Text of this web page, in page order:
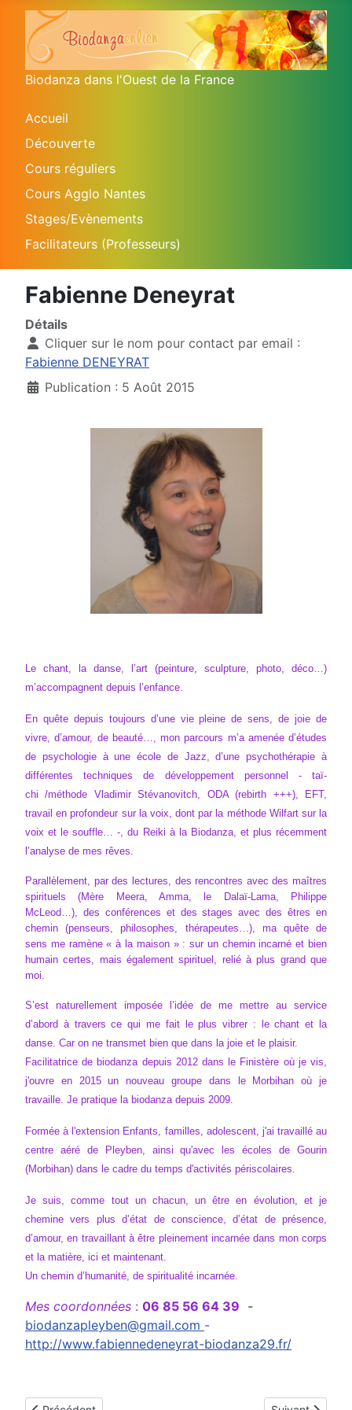
Biodanza dans l'Ouest de la France
Accueil
Découverte
Cours réguliers
Cours Agglo Nantes
Stages/Evènements
Facilitateurs (Professeurs)
Fabienne Deneyrat
Détails
Cliquer sur le nom pour contact par email :
Fabienne DENEYRAT
Publication : 5 Août 2015
Le chant, la danse, l’art (peinture, sculpture, photo, déco…)
m’accompagnent depuis l’enfance.
En quête depuis toujours d’une vie pleine de sens, de joie de
vivre, d’amour, de beauté…, mon parcours m’a amenée d’études
de psychologie à une école de Jazz, d’une psychothérapie à
différentes techniques de développement personnel - taï-
chi /méthode Vladimir Stévanovitch, ODA (rebirth +++), EFT,
travail en profondeur sur la voix, dont par la méthode Wilfart sur la
voix et le souffle… -, du Reiki à la Biodanza, et plus récemment
l’analyse de mes rêves.
Parallèlement, par des lectures, des rencontres avec des maîtres
spirituels (Mère Meera, Amma, le Dalaï-Lama, Philippe
McLeod…), des conférences et des stages avec des êtres en
chemin (penseurs, philosophes, thérapeutes…), ma quête de
sens me ramène « à la maison » : sur un chemin incarné et bien
humain certes, mais également spirituel, relié à plus grand que
moi.
S’est naturellement imposée l’idée de me mettre au service
d’abord à travers ce qui me fait le plus vibrer : le chant et la
danse. Car on ne transmet bien que dans la joie et le plaisir.
Facilitatrice de biodanza depuis 2012 dans le Finistère où je vis,
j'ouvre en 2015 un nouveau groupe dans le Morbihan où je
travaille. Je pratique la biodanza depuis 2009.
Formée à l'extension Enfants, familles, adolescent, j'ai travaillé au
centre aéré de Pleyben, ainsi qu'avec les écoles de Gourin
(Morbihan) dans le cadre du temps d'activités périscolaires.
Je suis, comme tout un chacun, un être en évolution, et je
chemine vers plus d’état de conscience, d’état de présence,
d’amour, en travaillant à être pleinement incarnée dans mon corps
et la matière, ici et maintenant.
Un chemin d’humanité, de spiritualité incarnée.
Mes coordonnées : 06 85 56 64 39 -
biodanzapleyben@gmail.com -
http://www.fabiennedeneyrat-biodanza29.fr/